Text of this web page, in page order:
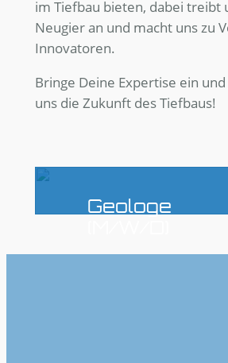
im Tiefbau bieten, dabei treibt
Neugier an und macht uns zu
Innovatoren.
Bringe Deine Expertise ein
uns die Zukunft des Tiefbaus!
Geologe